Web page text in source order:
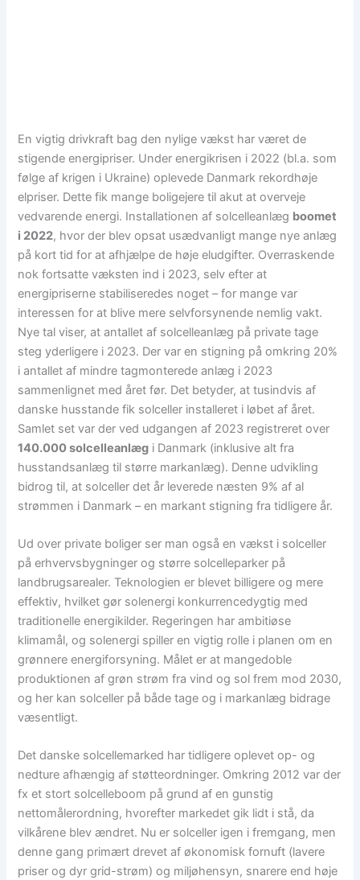
En vigtig drivkraft bag den nylige vækst har været de
stigende energipriser. Under energikrisen i 2022 (bl.a. som
følge af krigen i Ukraine) oplevede Danmark rekordhøje
elpriser. Dette fik mange boligejere til akut at overveje
vedvarende energi. Installationen af solcelleanlæg boomet
i 2022, hvor der blev opsat usædvanligt mange nye anlæg
på kort tid for at afhjælpe de høje eludgifter. Overraskende
nok fortsatte væksten ind i 2023, selv efter at
energipriserne stabiliseredes noget – for mange var
interessen for at blive mere selvforsynende nemlig vakt.
Nye tal viser, at antallet af solcelleanlæg på private tage
steg yderligere i 2023. Der var en stigning på omkring 20%
i antallet af mindre tagmonterede anlæg i 2023
sammenlignet med året før. Det betyder, at tusindvis af
danske husstande fik solceller installeret i løbet af året.
Samlet set var der ved udgangen af 2023 registreret over
140.000 solcelleanlæg i Danmark (inklusive alt fra
husstandsanlæg til større markanlæg). Denne udvikling
bidrog til, at solceller det år leverede næsten 9% af al
strømmen i Danmark – en markant stigning fra tidligere år.
Ud over private boliger ser man også en vækst i solceller
på erhvervsbygninger og større solcelleparker på
landbrugsarealer. Teknologien er blevet billigere og mere
effektiv, hvilket gør solenergi konkurrencedygtig med
traditionelle energikilder. Regeringen har ambitiøse
klimamål, og solenergi spiller en vigtig rolle i planen om en
grønnere energiforsyning. Målet er at mangedoble
produktionen af grøn strøm fra vind og sol frem mod 2030,
og her kan solceller på både tage og i markanlæg bidrage
væsentligt.
Det danske solcellemarked har tidligere oplevet op- og
nedture afhængig af støtteordninger. Omkring 2012 var der
fx et stort solcelleboom på grund af en gunstig
nettomålerordning, hvorefter markedet gik lidt i stå, da
vilkårene blev ændret. Nu er solceller igen i fremgang, men
denne gang primært drevet af økonomisk fornuft (lavere
priser og dyr grid-strøm) og miljøhensyn, snarere end høje